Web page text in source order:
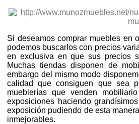
Si deseamos comprar muebles en
podemos buscarlos con precios
en exclusiva en que sus precios
Muchas tiendas disponen de
embargo del mismo modo
calidad que consiguen que sea
mueblerías que venden
exposiciones haciendo
exposición pudiendo de esta
inmejorables.